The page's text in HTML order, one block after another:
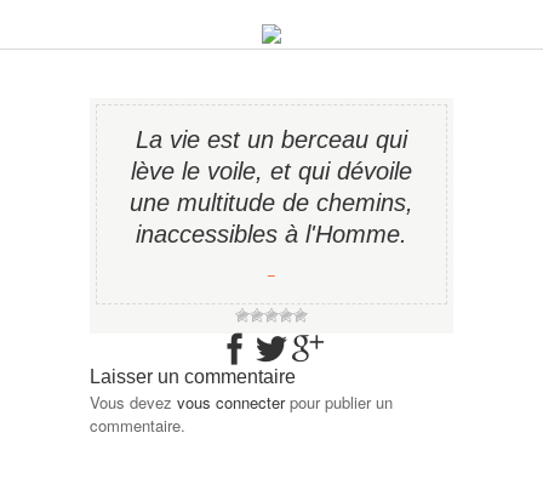
La vie est un berceau qui
lève le voile, et qui dévoile
une multitude de chemins,
inaccessibles à l'Homme.
−
Laisser un commentaire
Vous devez vous connecterpour publier un
commentaire.